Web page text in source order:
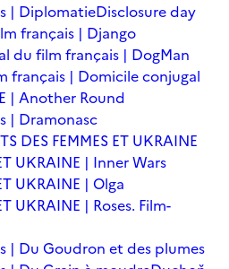
| DiplomatieDisclosure day
français | Django
du film français | DogMan
français | Domicile conjugal
| Another Round
| Dramonasc
DES FEMMES ET UKRAINE
UKRAINE | Inner Wars
UKRAINE | Olga
UKRAINE | Roses. Film-
| Du Goudron et des plumes